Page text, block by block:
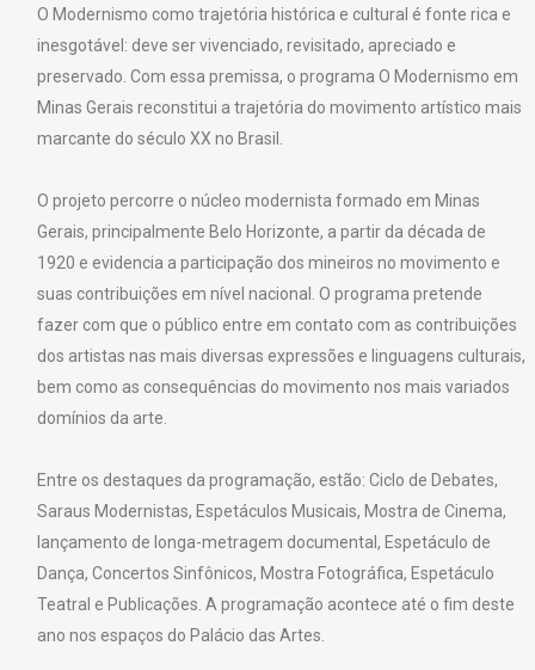
O Modernismo como trajetória histórica e cultural é fonte rica e
inesgotável: deve ser vivenciado, revisitado, apreciado e
preservado. Com essa premissa, o programa O Modernismo em
Minas Gerais reconstitui a trajetória do movimento artístico mais
marcante do século XX no Brasil.
O projeto percorre o núcleo modernista formado em Minas
Gerais, principalmente Belo Horizonte, a partir da década de
1920 e evidencia a participação dos mineiros no movimento e
suas contribuições em nível nacional. O programa pretende
fazer com que o público entre em contato com as contribuições
dos artistas nas mais diversas expressões e linguagens culturais,
bem como as consequências do movimento nos mais variados
domínios da arte.
Entre os destaques da programação, estão: Ciclo de Debates,
Saraus Modernistas, Espetáculos Musicais, Mostra de Cinema,
lançamento de longa-metragem documental, Espetáculo de
Dança, Concertos Sinfônicos, Mostra Fotográfica, Espetáculo
Teatral e Publicações. A programação acontece até o fim deste
ano nos espaços do Palácio das Artes.